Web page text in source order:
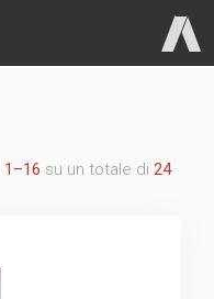
1–16 su un totale di 24